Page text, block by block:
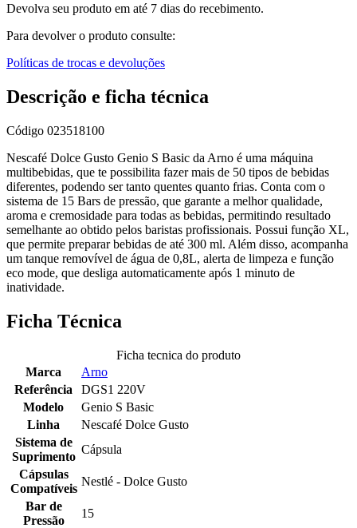
Devolva seu produto em até 7 dias do recebimento.
Para devolver o produto consulte:
Políticas de trocas e devoluções
Descrição e ficha técnica
Código 023518100
Nescafé Dolce Gusto Genio S Basic da Arno é uma máquina
multibebidas, que te possibilita fazer mais de 50 tipos de bebidas
diferentes, podendo ser tanto quentes quanto frias. Conta com o
sistema de 15 Bars de pressão, que garante a melhor qualidade,
aroma e cremosidade para todas as bebidas, permitindo resultado
semelhante ao obtido pelos baristas profissionais. Possui função XL,
que permite preparar bebidas de até 300 ml. Além disso, acompanha
um tanque removível de água de 0,8L, alerta de limpeza e função
eco mode, que desliga automaticamente após 1 minuto de
inatividade.
Ficha Técnica
Ficha tecnica do produto
Marca
Arno
Referência
DGS1 220V
Modelo
Genio S Basic
Linha
Nescafé Dolce Gusto
Sistema de
Suprimento
Cápsula
Cápsulas
Compatíveis
Nestlé - Dolce Gusto
Bar de
Pressão
15